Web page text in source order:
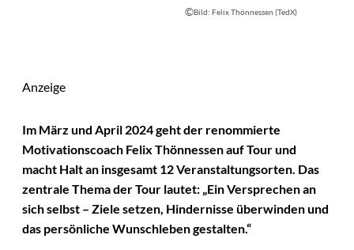
©Bild: Felix Thönnessen (TedX)
Anzeige
Im März und April 2024 geht der renommierte
Motivationscoach Felix Thönnessen auf Tour und
macht Halt an insgesamt 12 Veranstaltungsorten. Das
zentrale Thema der Tour lautet: „Ein Versprechen an
sich selbst – Ziele setzen, Hindernisse überwinden und
das persönliche Wunschleben gestalten.“